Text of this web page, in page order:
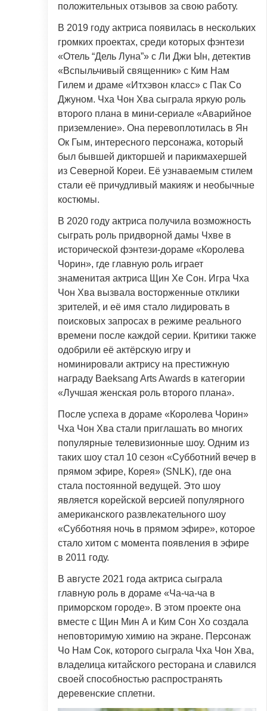
положительных отзывов за свою работу.
В 2019 году актриса появилась в нескольких
громких проектах, среди которых фэнтези
«Отель “Дель Луна”» c Ли Джи Ын, детектив
«Вспыльчивый священник» с Ким Нам
Гилем и драме «Итхэвон класс» с Пак Со
Джуном. Чха Чон Хва сыграла яркую роль
второго плана в мини-сериале «Аварийное
приземление». Она перевоплотилась в Ян
Ок Гым, интересного персонажа, который
был бывшей дикторшей и парикмахершей
из Северной Кореи. Её узнаваемым стилем
стали её причудливый макияж и необычные
костюмы.
В 2020 году актриса получила возможность
сыграть роль придворной дамы Чхве в
исторической фэнтези-дораме «Королева
Чорин», где главную роль играет
знаменитая актриса Щин Хе Сон. Игра Чха
Чон Хва вызвала восторженные отклики
зрителей, и её имя стало лидировать в
поисковых запросах в режиме реального
времени после каждой серии. Критики также
одобрили её актёрскую игру и
номинировали актрису на престижную
награду Baeksang Arts Awards в категории
«Лучшая женская роль второго плана».
После успеха в дораме «Королева Чорин»
Чха Чон Хва стали приглашать во многих
популярные телевизионные шоу. Одним из
таких шоу стал 10 сезон «Субботний вечер в
прямом эфире, Корея» (SNLK), где она
стала постоянной ведущей. Это шоу
является корейской версией популярного
американского развлекательного шоу
«Субботняя ночь в прямом эфире», которое
стало хитом с момента появления в эфире
в 2011 году.
В августе 2021 года актриса сыграла
главную роль в дораме «Ча-ча-ча в
приморском городе». В этом проекте она
вместе с Щин Мин А и Ким Сон Хо создала
неповторимую химию на экране. Персонаж
Чо Нам Сок, которого сыграла Чха Чон Хва,
владелица китайского ресторана и славился
своей способностью распространять
деревенские сплетни.